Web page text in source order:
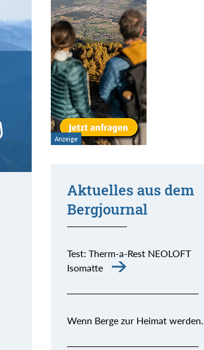
Aktuelles aus dem
Bergjournal
Test: Therm-a-Rest NEOLOFT
Isomatte
Wenn Berge zur Heimat